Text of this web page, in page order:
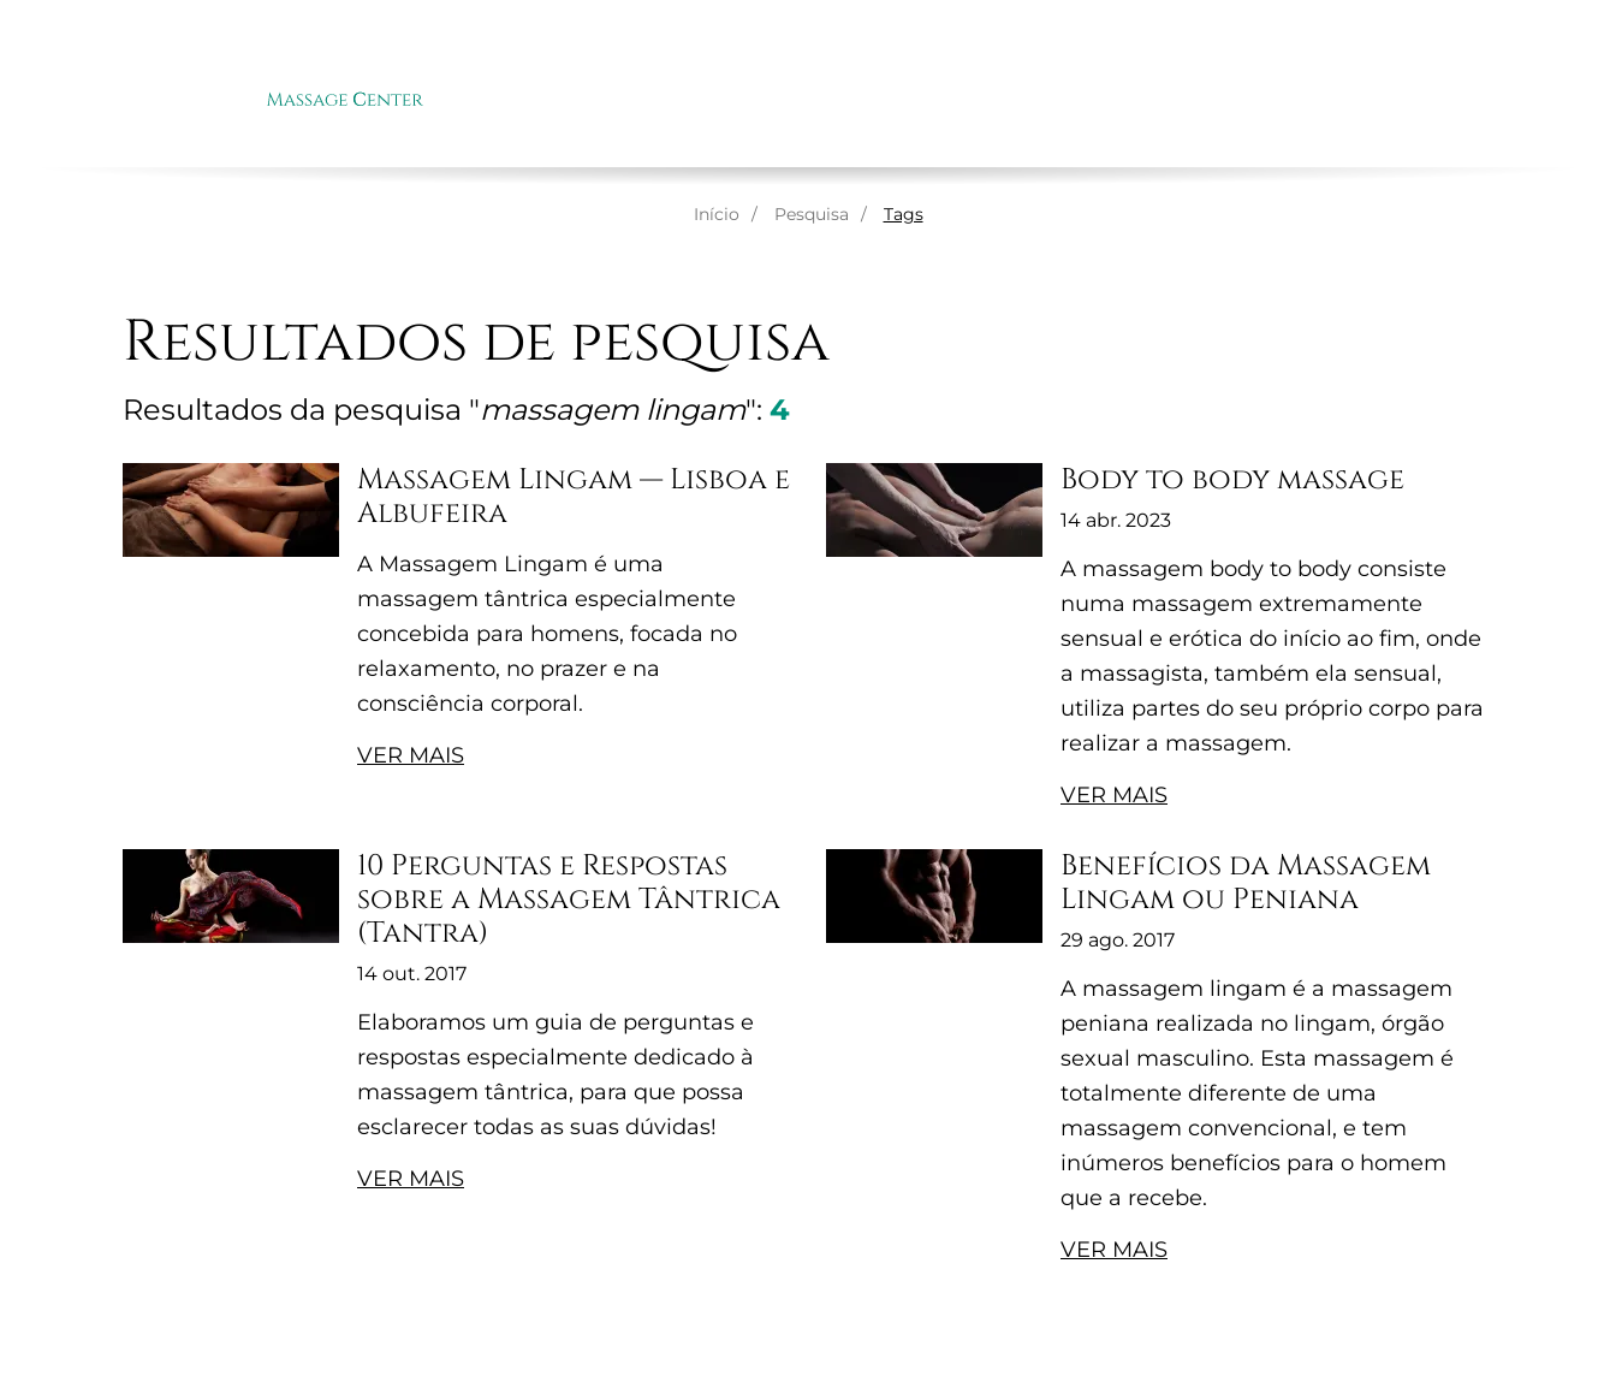
Início Pesquisa Tags
Resultados de pesquisa
Resultados da pesquisa "massagem lingam": 4
Massagem Lingam — Lisboa e
Albufeira
A Massagem Lingam é uma
massagem tântrica especialmente
concebida para homens, focada no
relaxamento, no prazer e na
consciência corporal.
VER MAIS
Body to body massage
14 abr. 2023
A massagem body to body consiste
numa massagem extremamente
sensual e erótica do início ao fim, onde
a massagista, também ela sensual,
utiliza partes do seu próprio corpo para
realizar a massagem.
VER MAIS
10 Perguntas e Respostas
sobre a Massagem Tântrica
(Tantra)
14 out. 2017
Elaboramos um guia de perguntas e
respostas especialmente dedicado à
massagem tântrica, para que possa
esclarecer todas as suas dúvidas!
VER MAIS
Benefícios da Massagem
Lingam ou Peniana
29 ago. 2017
A massagem lingam é a massagem
peniana realizada no lingam, órgão
sexual masculino. Esta massagem é
totalmente diferente de uma
massagem convencional, e tem
inúmeros benefícios para o homem
que a recebe.
VER MAIS